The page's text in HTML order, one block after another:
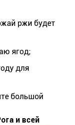
ржи будет
ягод;
для
большой
и всей